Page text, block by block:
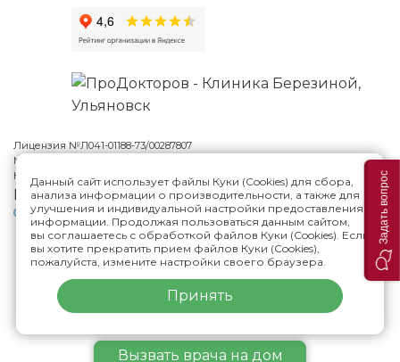
Лицензия №Л041-01188-73/00287807
Многопрофильная клиника Н.Березиной в Ульяновске
Карта сайта
Версия сайта для слабовидящих
Политика конфиденциальности
ИМЕЮТСЯ ПРОТИВОПОКАЗАНИЯ,
НЕОБХОДИМА КОНСУЛЬТАЦИЯ СПЕЦИАЛИСТА
Вызвать врача на дом
Данный сайт использует файлы Куки (Cookies) для сбора,
анализа информации о производительности, а также для
улучшения и индивидуальной настройки предоставления
информации. Продолжая пользоваться данным сайтом,
вы соглашаетесь с обработкой файлов Куки (Cookies). Если
вы хотите прекратить прием файлов Куки (Cookies),
пожалуйста, измените настройки своего браузера.
Принять
Задать вопрос